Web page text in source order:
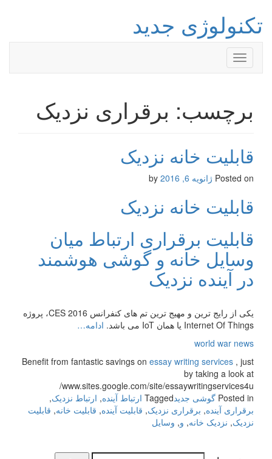
تکنولوژی جدید
Toggle
navigation
برچسب: برقراری نزدیک
قابلیت خانه نزدیک
Posted on ژانویه 6, 2016
قابلیت خانه نزدیک
قابلیت برقراری ارتباط میان
وسایل خانه و گوشی هوشمند
در آینده نزدیک
یکی از رایج ترین و مهیج ترین تم های کنفرانس CES 2016، پروژه
Internet Of Things یا همان IoT می باشد.
ادامه…
world war news
Benefit from fantastic savings on essay writing services , just
by taking a look at
www.sites.google.com/site/essaywritingservices4u/
Posted in گوشی جدیدTagged ارتباط آینده, ارتباط نزدیک,
برقراری آینده, برقراری نزدیک, قابلیت آینده, قابلیت خانه, قابلیت
نزدیک, نزدیک خانه, و, وسایل